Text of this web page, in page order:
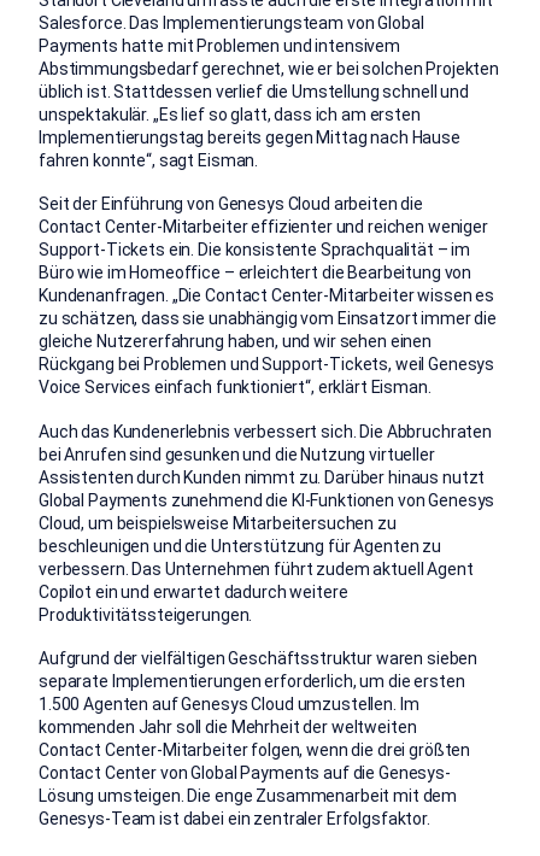
Salesforce. Das Implementierungsteam von Global
Payments hatte mit Problemen und intensivem
Abstimmungsbedarf gerechnet, wie er bei solchen Projekten
üblich ist. Stattdessen verlief die Umstellung schnell und
unspektakulär. „Es lief so glatt, dass ich am ersten
Implementierungstag bereits gegen Mittag nach Hause
fahren konnte“, sagt Eisman.
Seit der Einführung von Genesys Cloud arbeiten die
Contact Center-Mitarbeiter effizienter und reichen weniger
Support-Tickets ein. Die konsistente Sprachqualität – im
Büro wie im Homeoffice – erleichtert die Bearbeitung von
Kundenanfragen. „Die Contact Center-Mitarbeiter wissen es
zu schätzen, dass sie unabhängig vom Einsatzort immer die
gleiche Nutzererfahrung haben, und wir sehen einen
Rückgang bei Problemen und Support-Tickets, weil Genesys
Voice Services einfach funktioniert“, erklärt Eisman.
Auch das Kundenerlebnis verbessert sich. Die Abbruchraten
bei Anrufen sind gesunken und die Nutzung virtueller
Assistenten durch Kunden nimmt zu. Darüber hinaus nutzt
Global Payments zunehmend die KI-Funktionen von Genesys
Cloud, um beispielsweise Mitarbeitersuchen zu
beschleunigen und die Unterstützung für Agenten zu
verbessern. Das Unternehmen führt zudem aktuell Agent
Copilot ein und erwartet dadurch weitere
Produktivitätssteigerungen.
Aufgrund der vielfältigen Geschäftsstruktur waren sieben
separate Implementierungen erforderlich, um die ersten
1.500 Agenten auf Genesys Cloud umzustellen. Im
kommenden Jahr soll die Mehrheit der weltweiten
Contact Center-Mitarbeiter folgen, wenn die drei größten
Contact Center von Global Payments auf die Genesys-
Lösung umsteigen. Die enge Zusammenarbeit mit dem
Genesys-Team ist dabei ein zentraler Erfolgsfaktor.